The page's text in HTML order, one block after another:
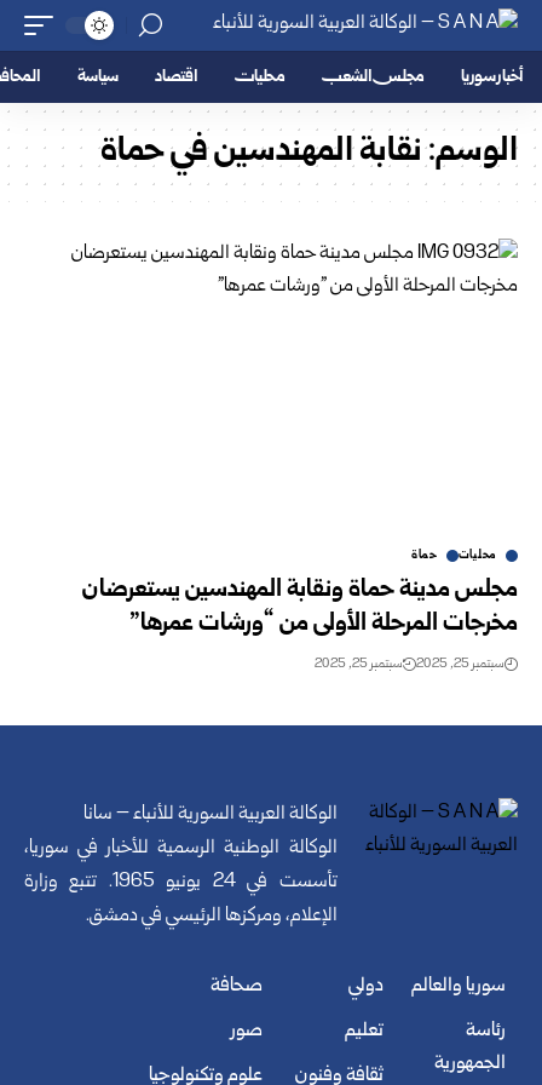
أخبار سوريا مجلس الشعب محليات اقتصاد سياسة
الوسم:نقابة المهندسين في حماة
محليات حماة
مجلس مدينة حماة ونقابة المهندسين يستعرضان
مخرجات المرحلة الأولى من “ورشات عمرها”
سبتمبر 25, 2025 سبتمبر 25, 2025
الوكالة العربية السورية للأنباء – سانا
الوكالة الوطنية الرسمية للأخبار في سوريا،
تأسست في 24 يونيو 1965. تتبع وزارة
الإعلام، ومركزها الرئيسي في دمشق.
سوريا والعالم
رئاسة
الجمهورية
دولي
تعليم
ثقافة وفنون
صحافة
صور
علوم وتكنولوجيا